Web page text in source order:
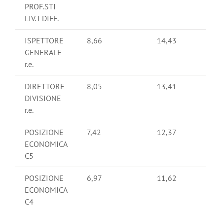
PROF.STI
LIV. I DIFF.
ISPETTORE
GENERALE
r.e.
8,66 14,43
DIRETTORE
DIVISIONE
r.e.
8,05 13,41
POSIZIONE
ECONOMICA
C5
7,42 12,37
POSIZIONE
ECONOMICA
C4
6,97 11,62